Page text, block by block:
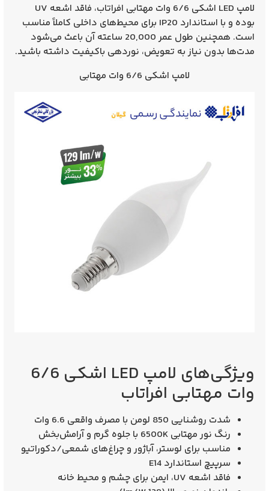
لامپ LED اشکی 6/6 وات مهتابی افراتاب، فاقد اشعه UV
بوده و با استاندارد IP20 برای محیط‌های داخلی کاملاً مناسب
است. همچنین طول عمر 20,000 ساعته آن باعث می‌شود
مدت‌ها بدون نیاز به تعویض، نوردهی باکیفیت داشته باشید.
لامپ اشکی 6/6 وات مهتابی
ویژگی‌های لامپ LED اشکی 6/6
وات مهتابی افراتاب
شدت روشنایی 850 لومن
با مصرف واقعی 6.6 وات
رنگ نور مهتابی
با جلوه گرم و آرامش‌بخش
مناسب برای لوستر، آباژور و چراغ‌های شمعی/دکوراتیو
سرپیچ استاندارد E14
فاقد اشعه UV، ایمن برای چشم و محیط خانه